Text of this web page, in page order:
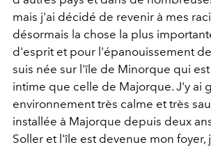
mais j'ai décidé de revenir à mes
désormais la chose la plus
d'esprit et pour l'épanouissement
suis née sur l'île de Minorque qui
intime que celle de Majorque. J'y ai
environnement très calme et très
installée à Majorque depuis deux
Soller et l'île est devenue mon foyer,